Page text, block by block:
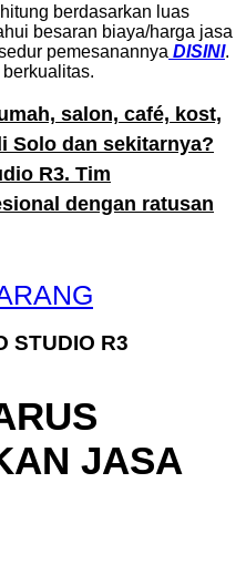
berdasarkan luas
besaran biaya/harga jasa
pemesanannya DISINI.
salon, café, kost,
Solo dan sekitarnya?
R3. Tim
dengan ratusan
STUDIO R3
JASA